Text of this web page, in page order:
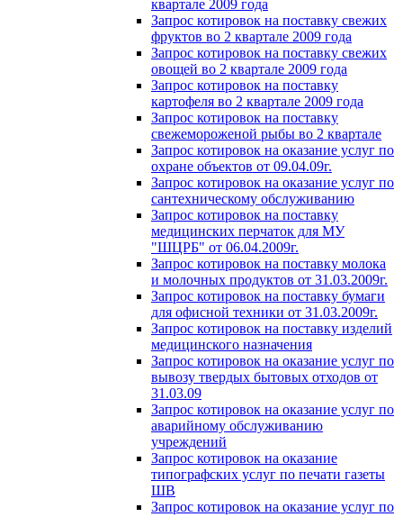
квартале 2009 года
Запрос котировок на поставку свежих
фруктов во 2 квартале 2009 года
Запрос котировок на поставку свежих
овощей во 2 квартале 2009 года
Запрос котировок на поставку
картофеля во 2 квартале 2009 года
Запрос котировок на поставку
свежемороженой рыбы во 2 квартале
Запрос котировок на оказание услуг по
охране объектов от 09.04.09г.
Запрос котировок на оказание услуг по
сантехническому обслуживанию
Запрос котировок на поставку
медицинских перчаток для МУ
"ШЦРБ" от 06.04.2009г.
Запрос котировок на поставку молока
и молочных продуктов от 31.03.2009г.
Запрос котировок на поставку бумаги
для офисной техники от 31.03.2009г.
Запрос котировок на поставку изделий
медицинского назначения
Запрос котировок на оказание услуг по
вывозу твердых бытовых отходов от
31.03.09
Запрос котировок на оказание услуг по
аварийному обслуживанию
учреждений
Запрос котировок на оказание
типографских услуг по печати газеты
ШВ
Запрос котировок на оказание услуг по